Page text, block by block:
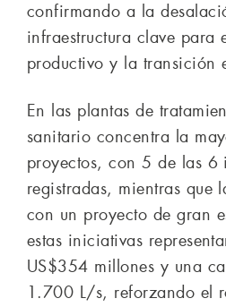
confirmando a la
infraestructura clave para
productivo y la transición
En las plantas de
sanitario concentra la
proyectos, con 5 de las 6
registradas, mientras que
con un proyecto de gran
estas iniciativas
US$354 millones y una
1.700 L/s, reforzando el